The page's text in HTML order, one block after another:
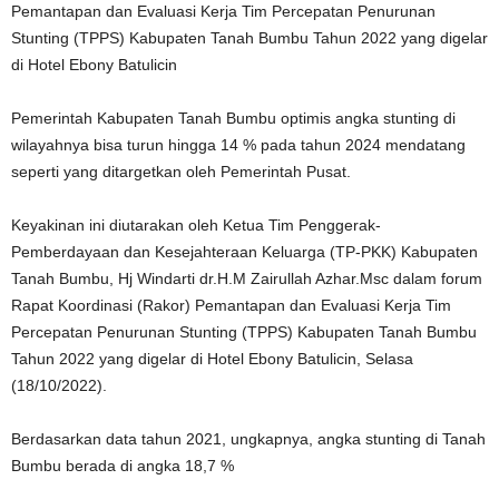
Pemantapan dan Evaluasi Kerja Tim Percepatan Penurunan
Stunting (TPPS) Kabupaten Tanah Bumbu Tahun 2022 yang digelar
di Hotel Ebony Batulicin
Pemerintah Kabupaten Tanah Bumbu optimis angka stunting di
wilayahnya bisa turun hingga 14 % pada tahun 2024 mendatang
seperti yang ditargetkan oleh Pemerintah Pusat.
Keyakinan ini diutarakan oleh Ketua Tim Penggerak-
Pemberdayaan dan Kesejahteraan Keluarga (TP-PKK) Kabupaten
Tanah Bumbu, Hj Windarti dr.H.M Zairullah Azhar.Msc dalam forum
Rapat Koordinasi (Rakor) Pemantapan dan Evaluasi Kerja Tim
Percepatan Penurunan Stunting (TPPS) Kabupaten Tanah Bumbu
Tahun 2022 yang digelar di Hotel Ebony Batulicin, Selasa
(18/10/2022).
Berdasarkan data tahun 2021, ungkapnya, angka stunting di Tanah
Bumbu berada di angka 18,7 %